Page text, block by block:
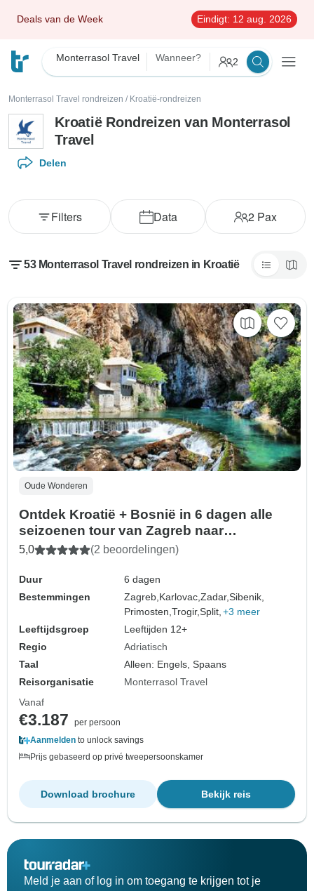
Deals van de Week Eindigt: 12 aug. 2026
Monterrasol Travel Wanneer? 2
Monterrasol Travel rondreizen / Kroatië-rondreizen
Kroatië Rondreizen van Monterrasol
Travel
Delen
Data 2 Pax
Filters
53 Monterrasol Travel rondreizen in Kroatië
Oude Wonderen
Ontdek Kroatië + Bosnië in 6 dagen alle
seizoenen tour van Zagreb naar
Dubrovnik. Dalmatische Rivièra, UNESCO
schilderachtige wegen.
5,0 (2 beoordelingen)
Duur
6 dagen
Bestemmingen
Zagreb, Karlovac,Zadar,Sibenik,
Primosten,Trogir,Split, +3 meer
Leeftijdsgroep
Leeftijden 12+
Regio
Adriatisch
Taal
Alleen: Engels, Spaans
Reisorganisatie
Monterrasol Travel
Vanaf
€3.187
per persoon
Aanmelden to unlock savings
Prijs gebaseerd op privé tweepersoonskamer
Bekijk reis
Download brochure
Meld je aan of log in om toegang te krijgen tot je